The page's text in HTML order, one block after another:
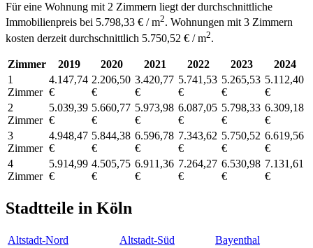
Für eine Wohnung mit 2 Zimmern liegt der durchschnittliche
Immobilienpreis bei 5.798,33 € / m2. Wohnungen mit 3 Zimmern
kosten derzeit durchschnittlich 5.750,52 € / m2.
Zimmer 2019 2020 2021 2022 2023
2024
1
Zimmer
4.147,74
€
2.206,50
€
3.420,77
€
5.741,53
€
5.265,53
€
5.112,40
€
2
Zimmer
5.039,39
€
5.660,77
€
5.973,98
€
6.087,05
€
5.798,33
€
6.309,18
€
3
Zimmer
4.948,47
€
5.844,38
€
6.596,78
€
7.343,62
€
5.750,52
€
6.619,56
€
4
Zimmer
5.914,99
€
4.505,75
€
6.911,36
€
7.264,27
€
6.530,98
€
7.131,61
€
Stadtteile in Köln
Altstadt-Nord Altstadt-Süd
Bayenthal